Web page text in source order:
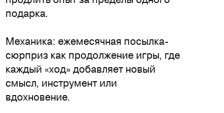
подарка.
Механика: ежемесячная посылка-
сюрприз как продолжение игры, где
каждый «ход» добавляет новый
смысл, инструмент или
вдохновение.